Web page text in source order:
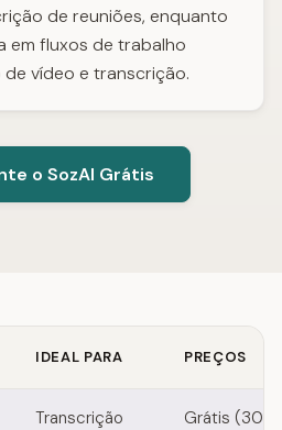
de reuniões, enquanto
em fluxos de trabalho
vídeo e transcrição.
o SozAI Grátis
IDEAL PARA PREÇOS
Transcrição
Grátis (30